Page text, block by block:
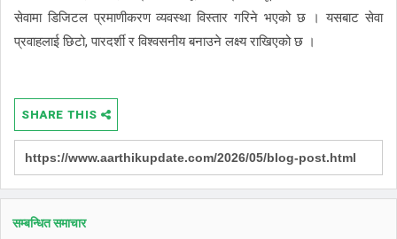
सेवामा डिजिटल प्रमाणीकरण व्यवस्था विस्तार गरिने भएको छ । यसबाट सेवा
प्रवाहलाई छिटो, पारदर्शी र विश्वसनीय बनाउने लक्ष्य राखिएको छ ।
SHARE THIS
सम्बन्धित समाचार